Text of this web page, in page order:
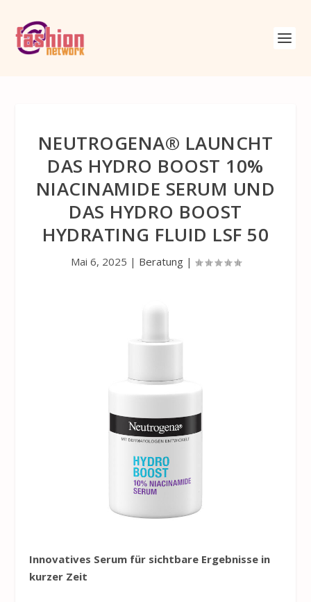
NEUTROGENA® LAUNCHT
DAS HYDRO BOOST 10%
NIACINAMIDE SERUM UND
DAS HYDRO BOOST
HYDRATING FLUID LSF 50
Mai 6, 2025 | Beratung|
Innovatives Serum für sichtbare Ergebnisse in
kurzer Zeit